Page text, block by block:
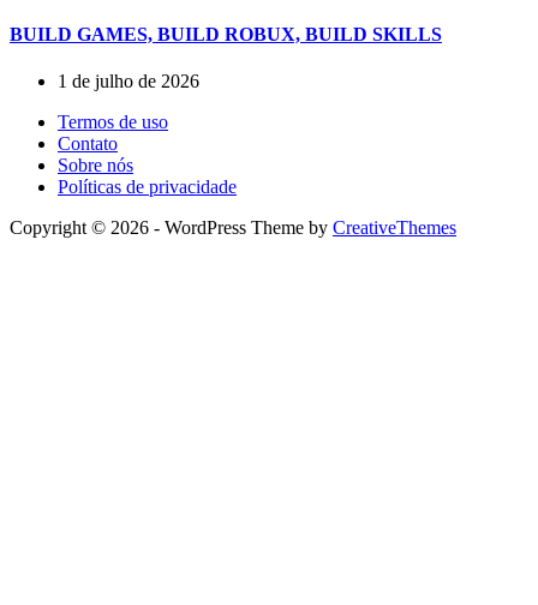
BUILD GAMES, BUILD ROBUX, BUILD SKILLS
1 de julho de 2026
Termos de uso
Contato
Sobre nós
Políticas de privacidade
Copyright © 2026 - WordPress Theme by CreativeThemes